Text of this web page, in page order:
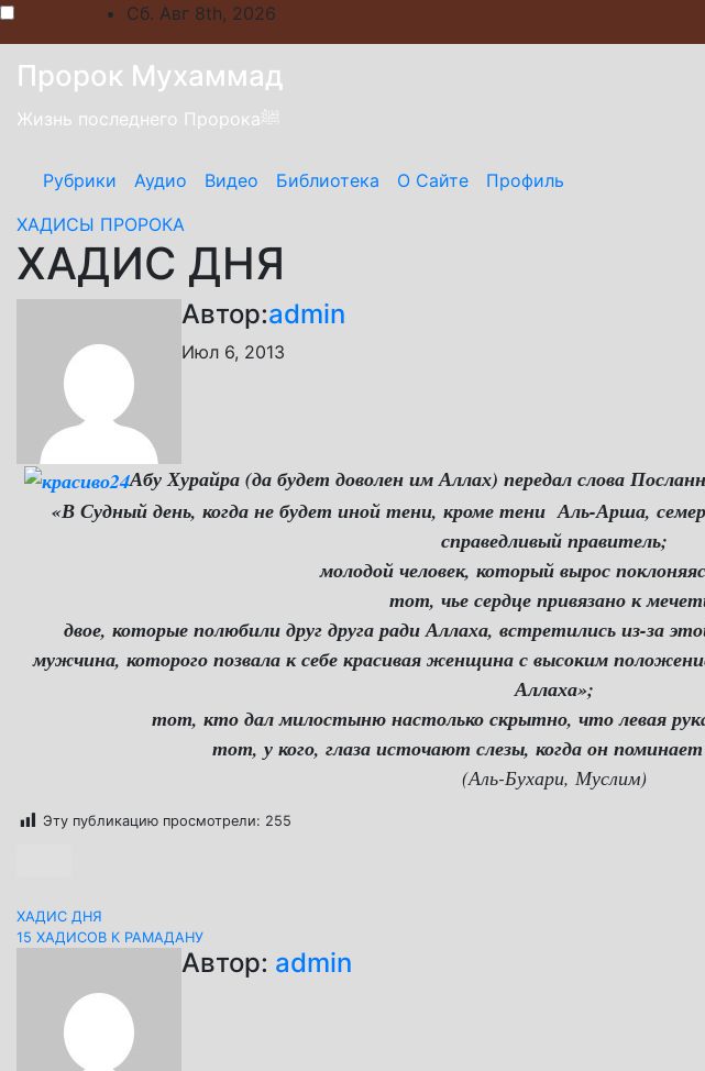
Skip
to
content
Сб. Авг 8th, 2026
Пророк Мухаммад
Жизнь последнего Пророкаﷺ
Рубрики Аудио Видео Библиотека О Сайте
Профиль
ХАДИСЫ ПРОРОКА
ХАДИС ДНЯ
Автор:admin
Июл 6, 2013
Абу Хурайра (да будет доволен им Аллах) передал слова
«В Судный день, когда не будет иной тени, кроме тени Аль-Арша,
справедливый правитель;
молодой человек, который вырос
тот, чье сердце привязано к
двое, которые полюбили друг друга ради Аллаха, встретились из-за
мужчина, которого позвала к себе красивая женщина с высоким
Аллаха»;
тот, кто дал милостыню настолько скрытно, что левая
тот, у кого, глаза источают слезы, когда он
(Аль-Бухари, Муслим)
Эту публикацию просмотрели: 255
Навигация
записям
ХАДИС ДНЯ
15 ХАДИСОВ К РАМАДАНУ
Автор: admin